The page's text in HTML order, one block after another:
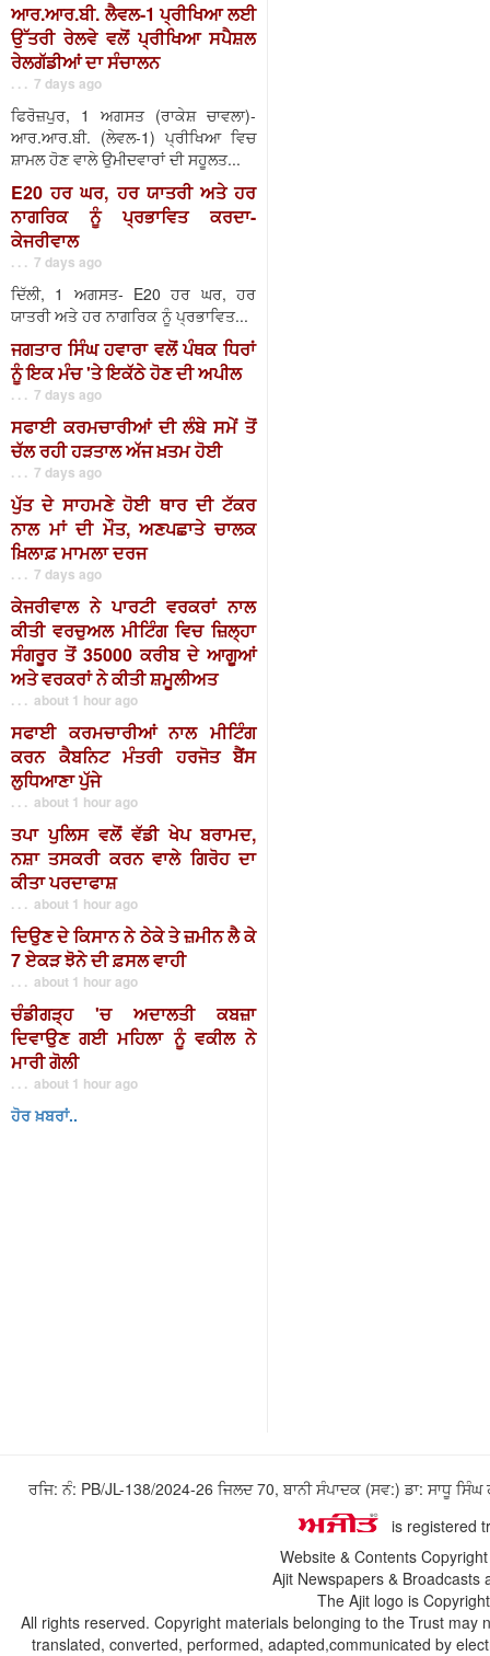
ਆਰ.ਆਰ.ਬੀ. ਲੈਵਲ-1 ਪ੍ਰੀਖਿਆ ਲਈ
ਉੱਤਰੀ ਰੇਲਵੇ ਵਲੋਂ ਪ੍ਰੀਖਿਆ ਸਪੈਸ਼ਲ
ਰੇਲਗੱਡੀਆਂ ਦਾ ਸੰਚਾਲਨ
. . . 7 days ago
ਫਿਰੋਜ਼ਪੁਰ, 1 ਅਗਸਤ (ਰਾਕੇਸ਼ ਚਾਵਲਾ)-
ਆਰ.ਆਰ.ਬੀ. (ਲੇਵਲ-1) ਪ੍ਰੀਖਿਆ ਵਿਚ
ਸ਼ਾਮਲ ਹੋਣ ਵਾਲੇ ਉਮੀਦਵਾਰਾਂ ਦੀ ਸਹੂਲਤ...
E20 ਹਰ ਘਰ, ਹਰ ਯਾਤਰੀ ਅਤੇ ਹਰ
ਨਾਗਰਿਕ ਨੂੰ ਪ੍ਰਭਾਵਿਤ ਕਰਦਾ-
ਕੇਜਰੀਵਾਲ
. . . 7 days ago
ਦਿੱਲੀ, 1 ਅਗਸਤ- E20 ਹਰ ਘਰ, ਹਰ
ਯਾਤਰੀ ਅਤੇ ਹਰ ਨਾਗਰਿਕ ਨੂੰ ਪ੍ਰਭਾਵਿਤ...
ਜਗਤਾਰ ਸਿੰਘ ਹਵਾਰਾ ਵਲੋਂ ਪੰਥਕ ਧਿਰਾਂ
ਨੂੰ ਇਕ ਮੰਚ 'ਤੇ ਇਕੱਠੇ ਹੋਣ ਦੀ ਅਪੀਲ
. . . 7 days ago
ਸਫਾਈ ਕਰਮਚਾਰੀਆਂ ਦੀ ਲੰਬੇ ਸਮੇਂ ਤੋਂ
ਚੱਲ ਰਹੀ ਹੜਤਾਲ ਅੱਜ ਖ਼ਤਮ ਹੋਈ
. . . 7 days ago
ਪੁੱਤ ਦੇ ਸਾਹਮਣੇ ਹੋਈ ਥਾਰ ਦੀ ਟੱਕਰ
ਨਾਲ ਮਾਂ ਦੀ ਮੌਤ, ਅਣਪਛਾਤੇ ਚਾਲਕ
ਖ਼ਿਲਾਫ਼ ਮਾਮਲਾ ਦਰਜ
. . . 7 days ago
ਕੇਜਰੀਵਾਲ ਨੇ ਪਾਰਟੀ ਵਰਕਰਾਂ ਨਾਲ
ਕੀਤੀ ਵਰਚੁਅਲ ਮੀਟਿੰਗ ਵਿਚ ਜ਼ਿਲ੍ਹਾ
ਸੰਗਰੂਰ ਤੋਂ 35000 ਕਰੀਬ ਦੇ ਆਗੂਆਂ
ਅਤੇ ਵਰਕਰਾਂ ਨੇ ਕੀਤੀ ਸ਼ਮੂਲੀਅਤ
. . . about 1 hour ago
ਸਫਾਈ ਕਰਮਚਾਰੀਆਂ ਨਾਲ ਮੀਟਿੰਗ
ਕਰਨ ਕੈਬਨਿਟ ਮੰਤਰੀ ਹਰਜੋਤ ਬੈਂਸ
ਲੁਧਿਆਣਾ ਪੁੱਜੇ
. . . about 1 hour ago
ਤਪਾ ਪੁਲਿਸ ਵਲੋਂ ਵੱਡੀ ਖੇਪ ਬਰਾਮਦ,
ਨਸ਼ਾ ਤਸਕਰੀ ਕਰਨ ਵਾਲੇ ਗਿਰੋਹ ਦਾ
ਕੀਤਾ ਪਰਦਾਫਾਸ਼
. . . about 1 hour ago
ਦਿਉਣ ਦੇ ਕਿਸਾਨ ਨੇ ਠੇਕੇ ਤੇ ਜ਼ਮੀਨ ਲੈ ਕੇ
7 ਏਕੜ ਝੋਨੇ ਦੀ ਫ਼ਸਲ ਵਾਹੀ
. . . about 1 hour ago
ਚੰਡੀਗੜ੍ਹ 'ਚ ਅਦਾਲਤੀ ਕਬਜ਼ਾ
ਦਿਵਾਉਣ ਗਈ ਮਹਿਲਾ ਨੂੰ ਵਕੀਲ ਨੇ
ਮਾਰੀ ਗੋਲੀ
. . . about 1 hour ago
ਹੋਰ ਖ਼ਬਰਾਂ..
ਰਜਿ: ਨੰ: PB/JL-138/2024-26 ਜਿਲਦ 70, ਬਾਨੀ ਸੰਪਾਦਕ (ਸਵ:) ਡਾ: ਸਾਧੂ
is registered
Website & Contents
Ajit Newspapers &
The Ajit logo is
All rights reserved. Copyright materials belonging to the Trust
translated, converted, performed, adapted,communicated by